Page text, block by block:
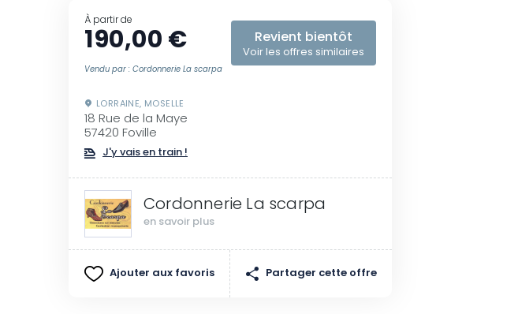
À partir de
190,00 €
Vendu par : Cordonnerie La scarpa
Revient bientôt
Voir les offres similaires
LORRAINE, MOSELLE
18 Rue de la Maye
57420 Foville
J'y vais en train !
Cordonnerie La scarpa
en savoir plus
Ajouter aux favoris Partager cette offre